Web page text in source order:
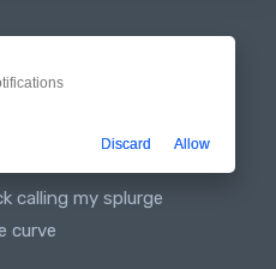
calling my splurge
curve
Discard Allow